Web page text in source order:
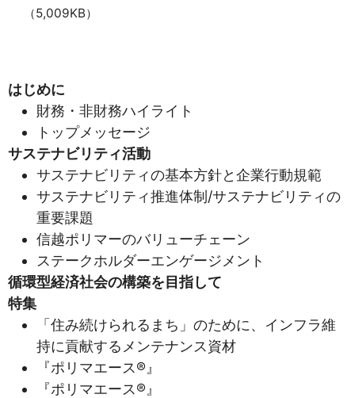
（5,009KB）
はじめに
財務・非財務ハイライト
トップメッセージ
サステナビリティ活動
サステナビリティの基本方針と企業行動規範
サステナビリティ推進体制/サステナビリティの
重要課題
信越ポリマーのバリューチェーン
ステークホルダーエンゲージメント
循環型経済社会の構築を目指して
特集
「住み続けられるまち」のために、インフラ維
持に貢献するメンテナンス資材
『ポリマエース®』
『ポリマエース®』